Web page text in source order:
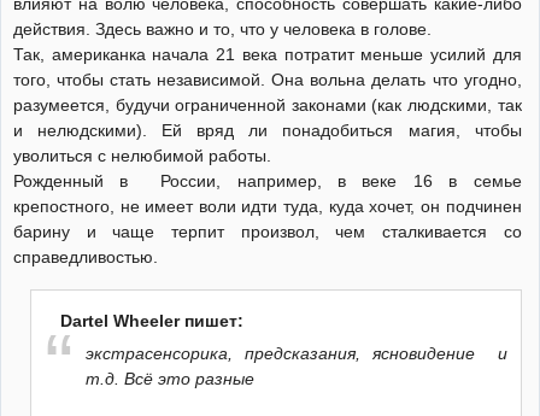
действия. Здесь важно и то, что у человека в голове.
Так, американка начала 21 века потратит меньше усилий для
того, чтобы стать независимой. Она вольна делать что угодно,
разумеется, будучи ограниченной законами (как людскими, так
и нелюдскими). Ей вряд ли понадобиться магия, чтобы
уволиться с нелюбимой работы.
Рожденный в России, например, в веке 16 в семье
крепостного, не имеет воли идти туда, куда хочет, он подчинен
барину и чаще терпит произвол, чем сталкивается со
справедливостью.
Dartel Wheeler пишет:
экстрасенсорика, предсказания, ясновидение и
т.д. Всё это разные